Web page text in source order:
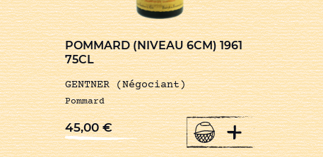
POMMARD (NIVEAU 6CM) 1961
75CL
GENTNER (Négociant)
Pommard
45,00€ +